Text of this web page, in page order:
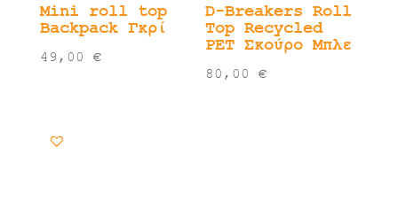
Mini roll top
Backpack Γκρί
49,00 €
D-Breakers Roll
Top Recycled
PET Σκούρο Μπλε
80,00€